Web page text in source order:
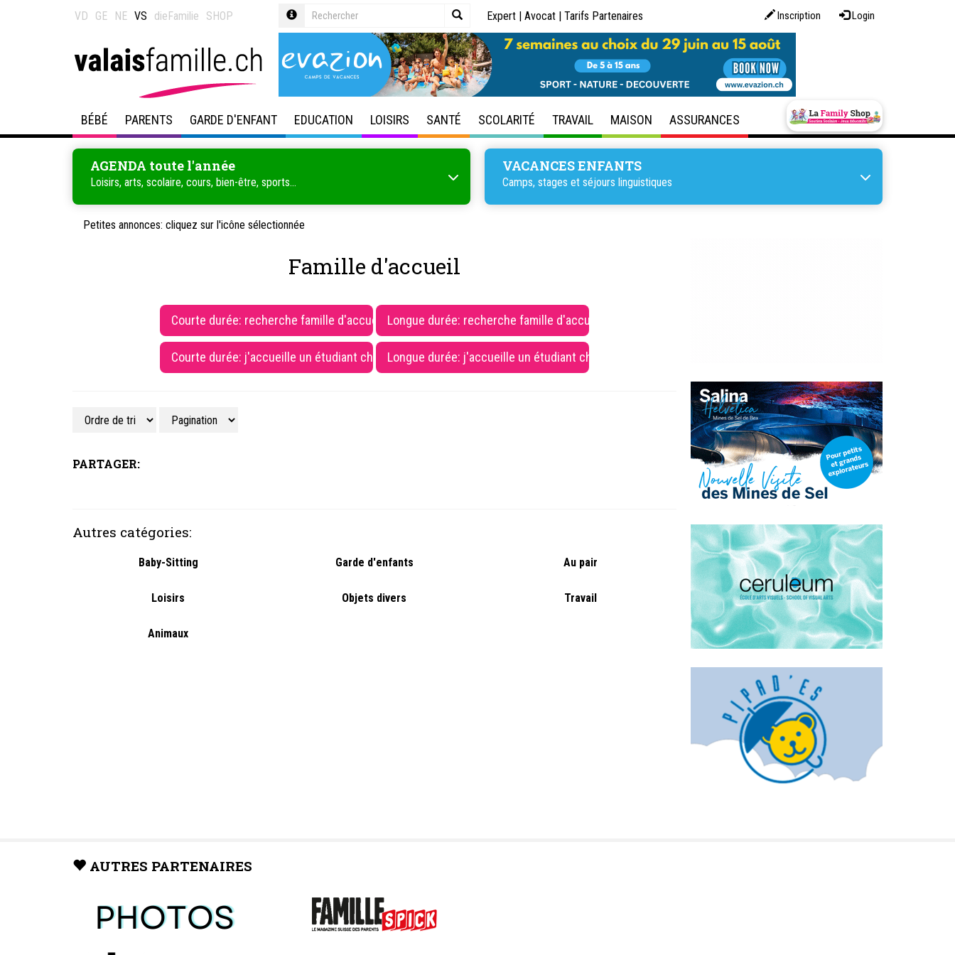
VD GE NE VS dieFamilie SHOP Inscription Login
Expert | Avocat | Tarifs Partenaires
BÉBÉ PARENTS GARDE D'ENFANT EDUCATION LOISIRS SANTÉ SCOLARITÉ TRAVAIL MAISON ASSURANCES
AGENDA toute l'année
Loisirs, arts, scolaire, cours, bien-être, sports...
VACANCES ENFANTS
Camps, stages et séjours linguistiques
Petites annonces: cliquez sur l'icône sélectionnée
Famille d'accueil
Courte durée: recherche famille d'accueil en suisse romandeLongue durée: recherche famille d'accueil suisse Romande
Courte durée: j'accueille un étudiant chez moi en suisse romandeLongue durée: j'accueille un étudiant chez moi en suisse romande
PARTAGER:
Autres catégories:
Baby-Sitting Garde d'enfants Au pair
Loisirs Objets divers Travail
Animaux
AUTRES PARTENAIRES